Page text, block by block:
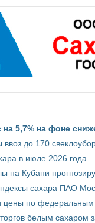
5,7% на фоне
до 170
в июле 2026 года
на Кубани
сахара ПАО
по федеральным
белым сахаром